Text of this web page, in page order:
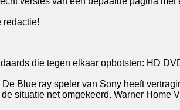
redactie!
die tegen elkaar opbotsten: HD
Blue ray speler van Sony heeft
situatie net omgekeerd. Warner Home